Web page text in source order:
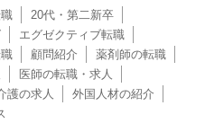
20代・第二新卒
エグゼクティブ転職
顧問紹介
薬剤師の転職
医師の転職・求人
護の求人
外国人材の紹介